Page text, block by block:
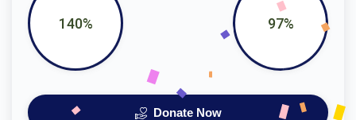
97%
140%
Donate Now